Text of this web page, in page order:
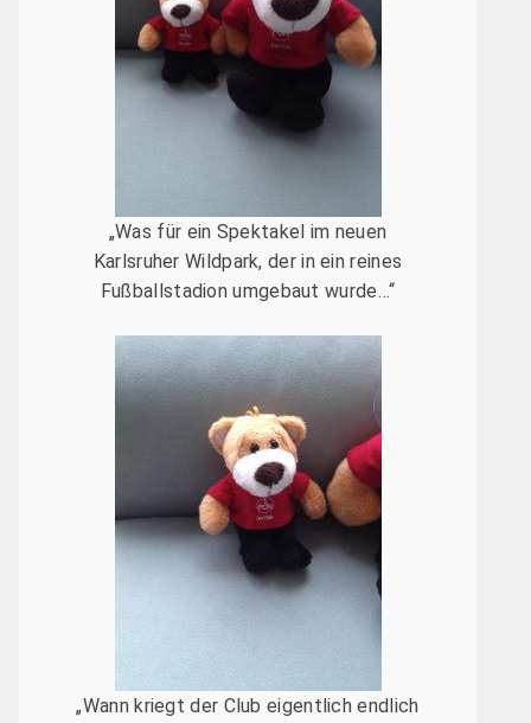
„Was für ein Spektakel im neuen
Karlsruher Wildpark, der in ein reines
Fußballstadion umgebaut wurde…“
„Wann kriegt der Club eigentlich endlich